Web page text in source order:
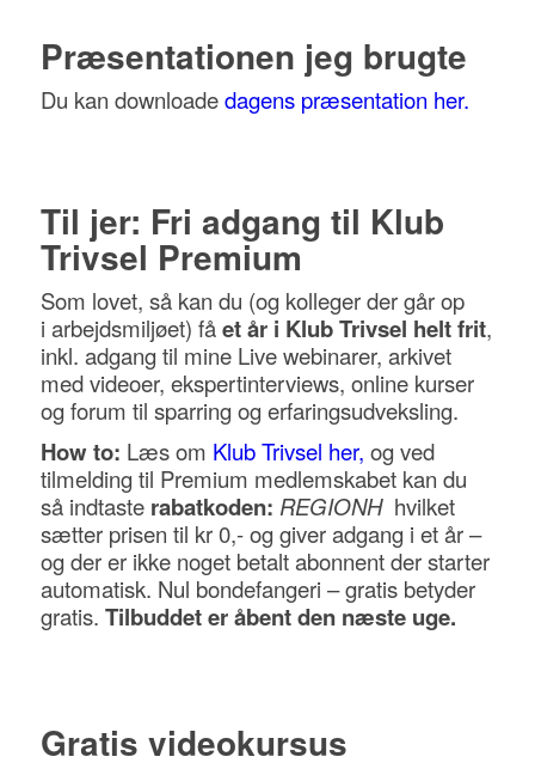
Præsentationen jeg brugte
Du kan downloadedagens præsentation her.
Til jer: Fri adgang til Klub
Trivsel Premium
Som lovet, så kan du (og kolleger der går op
i arbejdsmiljøet) fået år i Klub Trivsel helt frit,
inkl. adgang til mine Live webinarer, arkivet
med videoer, ekspertinterviews, online kurser
og forum til sparring og erfaringsudveksling.
How to: Læs om Klub Trivsel her, og ved
tilmelding til Premium medlemskabet kan du
så indtaste rabatkoden: REGIONH hvilket
sætter prisen til kr 0,- og giver adgang i et år –
og der er ikke noget betalt abonnent der starter
automatisk. Nul bondefangeri – gratis betyder
gratis. Tilbuddet er åbent den næste uge.
Gratis videokursus